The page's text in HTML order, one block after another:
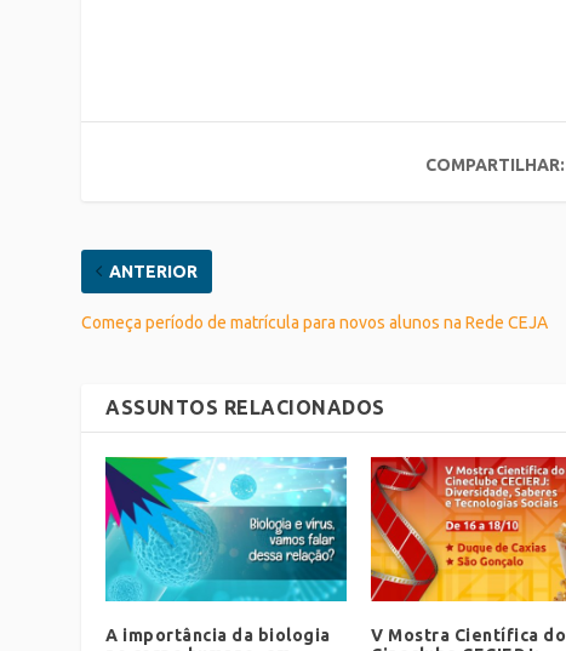
COMPARTILHAR:
ANTERIOR
Começa período de matrícula para novos alunos na Rede CEJA
ASSUNTOS RELACIONADOS
A importância da biologia
V Mostra Científica do